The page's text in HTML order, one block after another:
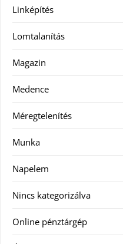
Linképítés
Lomtalanítás
Magazin
Medence
Méregtelenítés
Munka
Napelem
Nincs kategorizálva
Online pénztárgép